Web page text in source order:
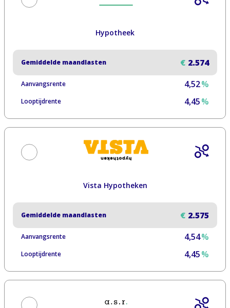
Hypotheek
€ 2.574
Gemiddelde maandlasten
4,52%
Aanvangsrente
4,45%
Looptijdrente
Vista Hypotheken
€ 2.575
Gemiddelde maandlasten
4,54%
Aanvangsrente
4,45%
Looptijdrente